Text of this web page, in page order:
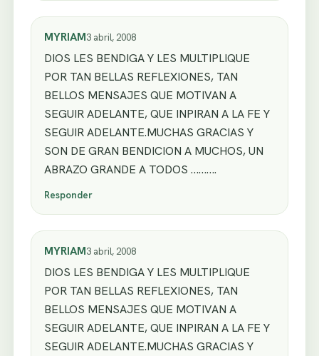
MYRIAM3 abril, 2008
DIOS LES BENDIGA Y LES MULTIPLIQUE
POR TAN BELLAS REFLEXIONES, TAN
BELLOS MENSAJES QUE MOTIVAN A
SEGUIR ADELANTE, QUE INPIRAN A LA FE Y
SEGUIR ADELANTE.MUCHAS GRACIAS Y
SON DE GRAN BENDICION A MUCHOS, UN
ABRAZO GRANDE A TODOS ……….
Responder
MYRIAM3 abril, 2008
DIOS LES BENDIGA Y LES MULTIPLIQUE
POR TAN BELLAS REFLEXIONES, TAN
BELLOS MENSAJES QUE MOTIVAN A
SEGUIR ADELANTE, QUE INPIRAN A LA FE Y
SEGUIR ADELANTE.MUCHAS GRACIAS Y